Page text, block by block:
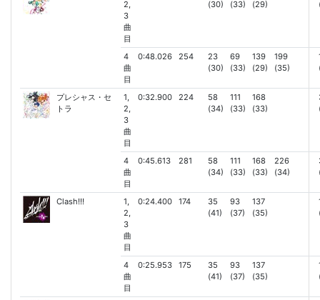
2,
3
曲
目
(30)
(33)
(29)
4
曲
目
0:48.026 254
23
(30)
69
(33)
139
(29)
199
(35)
プレシャス・セ
トラ
1,
2,
3
曲
目
0:32.900 224
58
(34)
111
(33)
168
(33)
4
曲
目
0:45.613 281
58
(34)
111
(33)
168
(33)
226
(34)
Clash!!!
1,
2,
3
曲
目
0:24.400 174
35
(41)
93
(37)
137
(35)
4
曲
目
0:25.953 175
35
(41)
93
(37)
137
(35)